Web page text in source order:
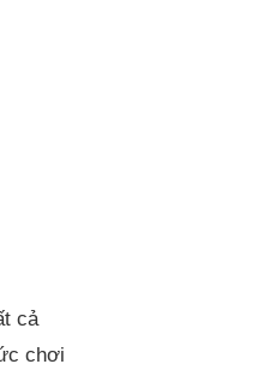
cả
chơi